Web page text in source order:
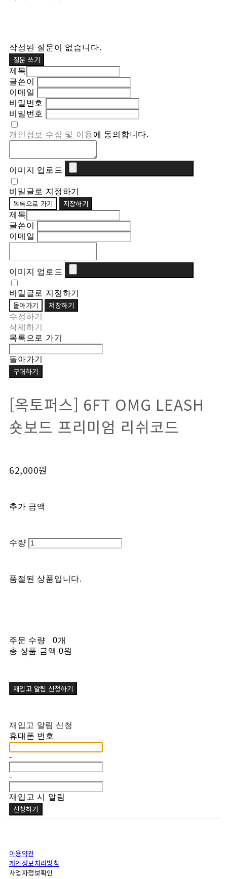
작성된 질문이 없습니다.
질문 쓰기
제목
글쓴이
이메일
비밀번호
비밀번호
개인정보 수집 및 이용에 동의합니다.
이미지 업로드
비밀글로 지정하기
목록으로 가기 저장하기
제목
글쓴이
이메일
이미지 업로드
비밀글로 지정하기
돌아가기 저장하기
수정하기
삭제하기
목록으로 가기
돌아가기
구매하기
[옥토퍼스] 6FT OMG LEASH
숏보드 프리미엄 리쉬코드
62,000원
추가 금액
수량
품절된 상품입니다.
주문 수량
0개
총 상품 금액 0원
재입고 알림 신청하기
재입고 알림 신청
휴대폰 번호
-
-
재입고 시 알림
신청하기
이용약관
개인정보처리방침
사업자정보확인